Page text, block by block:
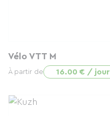
Vélo VTT M
À partir de 16.00 € / jour